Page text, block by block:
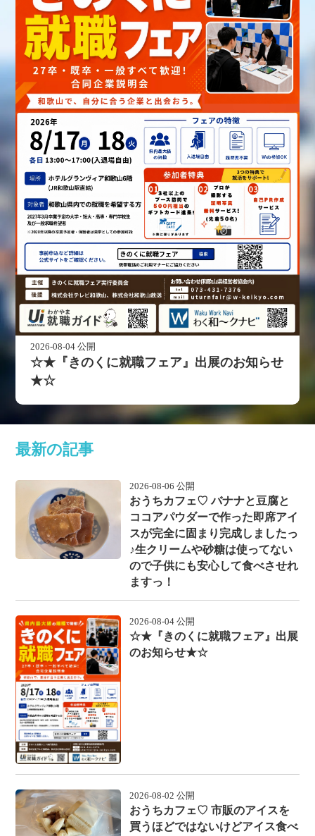
2026-08-04 公開
☆★『きのくに就職フェア』出展のお知らせ
★☆
最新の記事
2026-08-06 公開
おうちカフェ♡ バナナと豆腐と
ココアパウダーで作った即席アイ
スが完全に固まり完成しましたっ
♪生クリームや砂糖は使ってない
ので子供にも安心して食べさせれ
ますっ！
2026-08-04 公開
☆★『きのくに就職フェア』出展
のお知らせ★☆
2026-08-02 公開
おうちカフェ♡ 市販のアイスを
買うほどではないけどアイス食べ